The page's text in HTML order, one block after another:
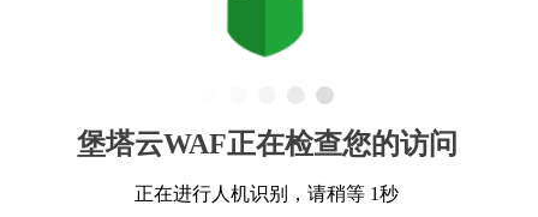
堡塔云WAF正在检查您的访问
正在进行人机识别，请稍等 1秒